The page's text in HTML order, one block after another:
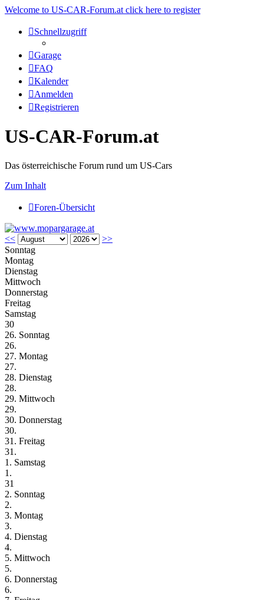
Welcome to US-CAR-Forum.at click here to register
Schnellzugriff
Garage
FAQ
Kalender
Anmelden
Registrieren
US-CAR-Forum.at
Das österreichische Forum rund um US-Cars
Zum Inhalt
Foren-Übersicht
<<
>>
Sonntag
Montag
Dienstag
Mittwoch
Donnerstag
Freitag
Samstag
30
26. Sonntag
26.
27. Montag
27.
28. Dienstag
28.
29. Mittwoch
29.
30. Donnerstag
30.
31. Freitag
31.
1. Samstag
1.
31
2. Sonntag
2.
3. Montag
3.
4. Dienstag
4.
5. Mittwoch
5.
6. Donnerstag
6.